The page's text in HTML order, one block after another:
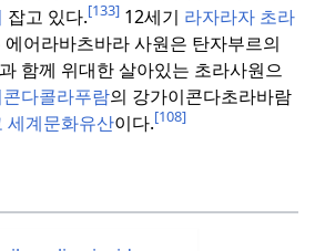
잡고 있다.[133] 12세기 라자라자 초라
어라바츠바라 사원은 탄자부르의
과 함께 위대한 살아있는 초라사원으
다콜라푸람의 강가이콘다초라바람
세계문화유산이다.[108]